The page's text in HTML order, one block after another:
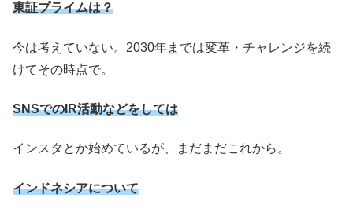
東証プライムは？
今は考えていない。2030年までは変革・チャレンジを続
けてその時点で。
SNSでのIR活動などをしては
インスタとか始めているが、まだまだこれから。
インドネシアについて